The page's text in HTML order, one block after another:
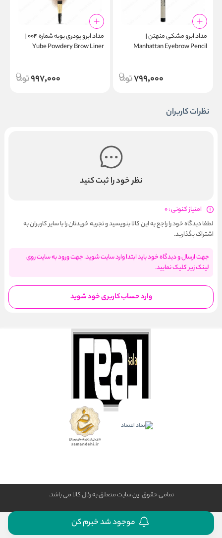
مداد ابرو مشکی منهتن |
Manhattan Eyebrow Pencil
799,000
مداد ابرو پودری یوبه شماره ۰۰۴ |
Yube Powdery Brow Liner
997,000
نظرات کاربران
نظر خود را ثبت کنید
امتیاز کنونی : 0
لطفا دیدگاه خود را راجع به این کالا بنویسید و تجربه خریدتان را با سایر کاربران به
اشتراک بگذارید.
جهت ارسال و دیدگاه خود باید ابتدا وارد سایت شوید. جهت ورود به سایت روی
لینک زیر کلیک نمایید.
وارد حساب کاربری خود شوید
تمامی حقوق این سایت متعلق به رئال كالا می باشد.